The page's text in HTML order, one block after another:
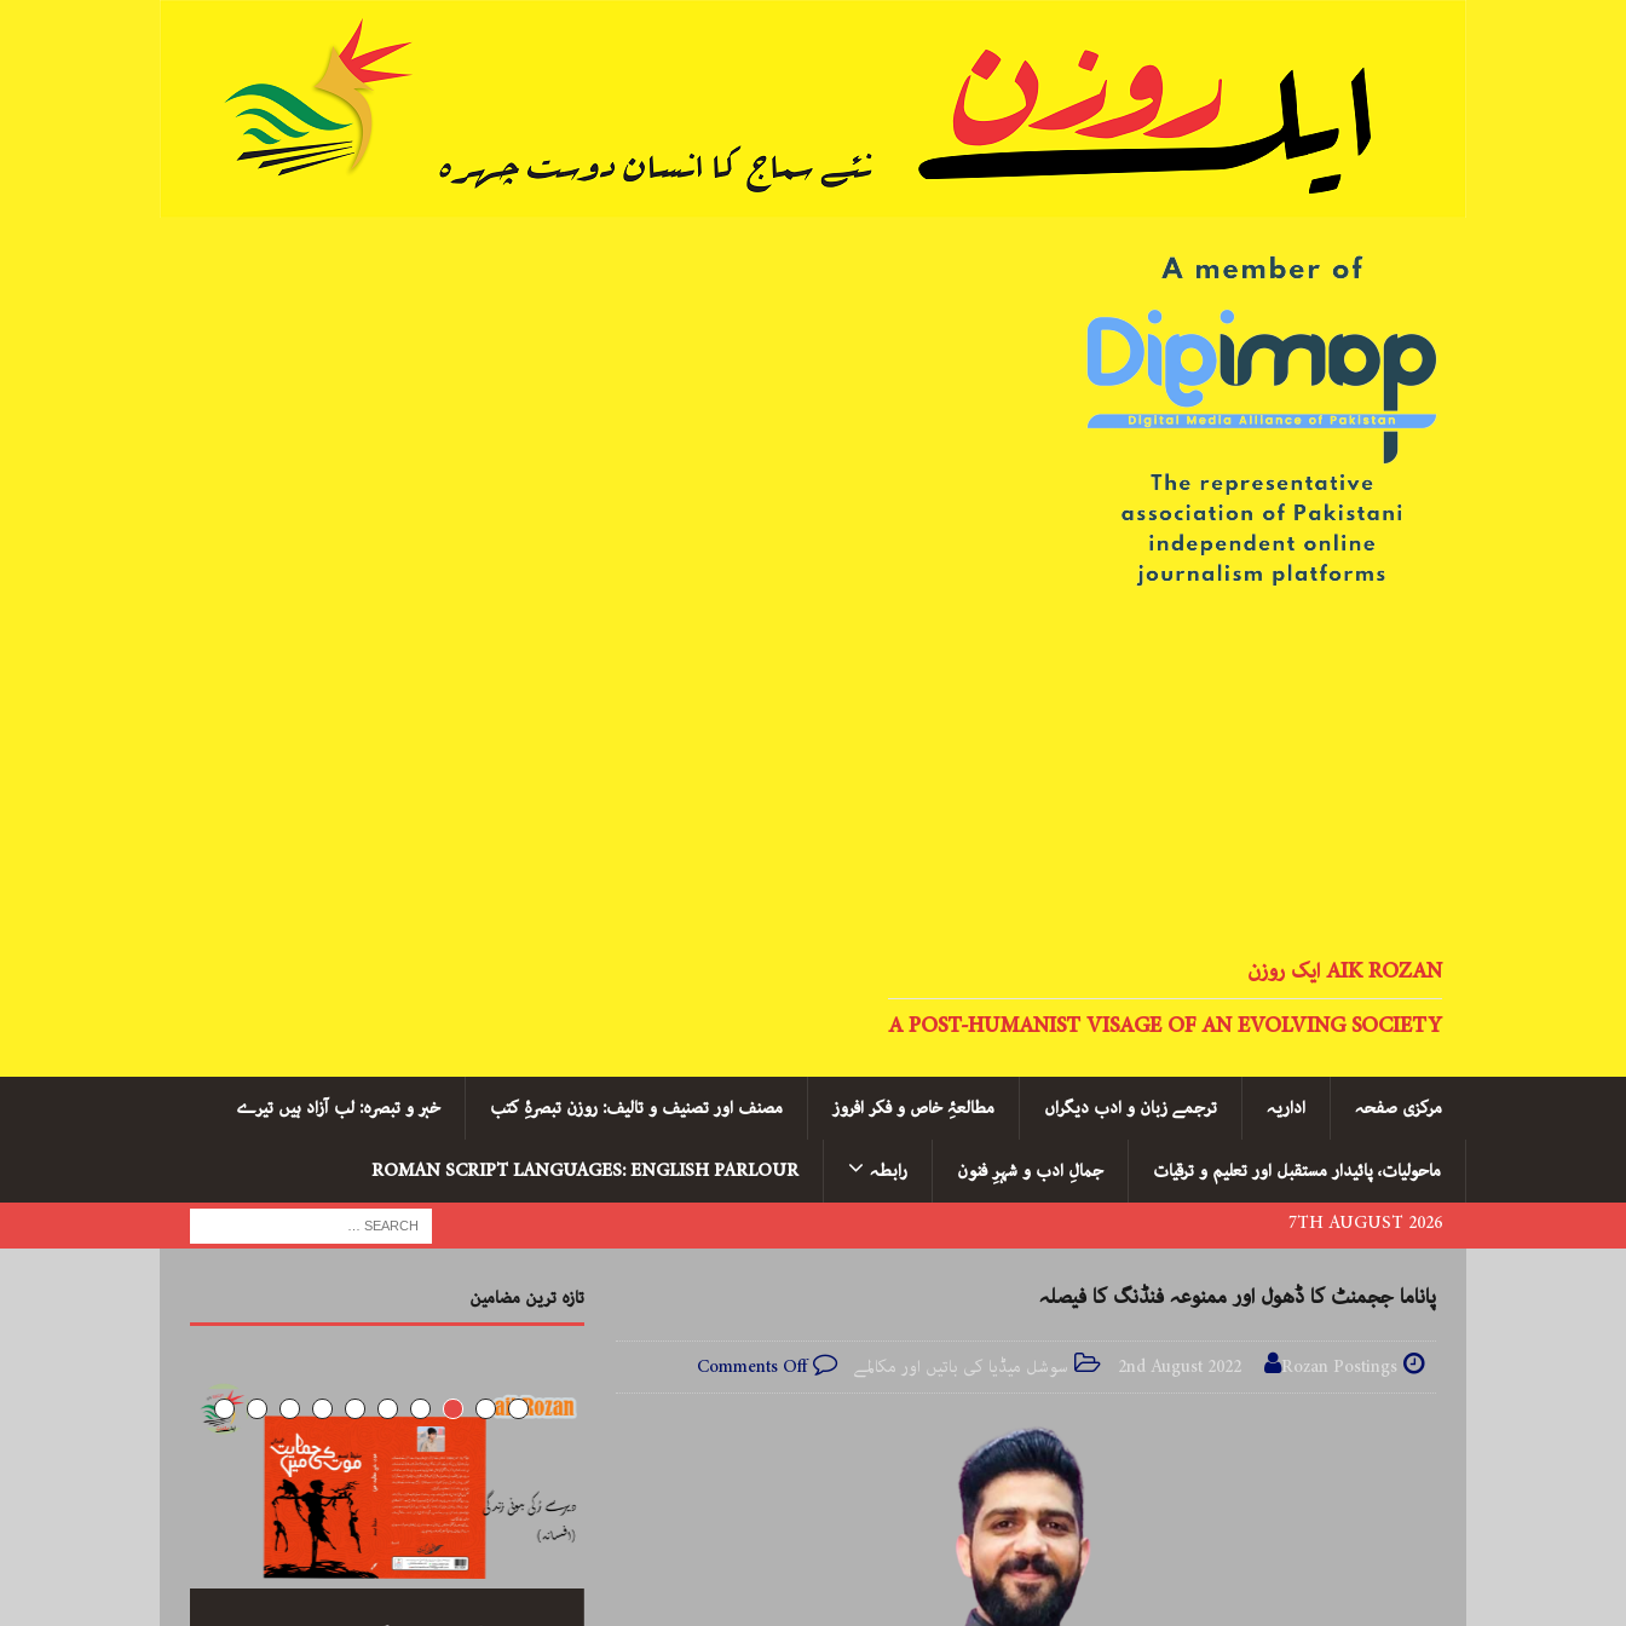
AIK ROZAN ایک روزن
A POST-HUMANIST VISAGE OF AN EVOLVING SOCIETY
مرکزی صفحہ اداریہ ترجمے زبان و ادب دیگراں مطالعۂِ خاص و فکر افروز مصنف اور تصنیف و تالیف: روزن تبصرۂِ کتب خبر و تبصرہ: لب آزاد ہیں تیرے
ماحولیات، پائیدار مستقبل اور تعلیم و ترقیات جمالِ ادب و شہرِ فنون رابطہ
ROMAN SCRIPT LANGUAGES: ENGLISH PARLOUR
7TH AUGUST 2026
پاناما ججمنٹ کا ڈھول اور ممنوعہ فنڈنگ کا فیصلہ
2nd August 2022 Rozan Postings سوشل میڈیا کی باتیں اور مکالمے Comments Off
تازہ ترین مضامین